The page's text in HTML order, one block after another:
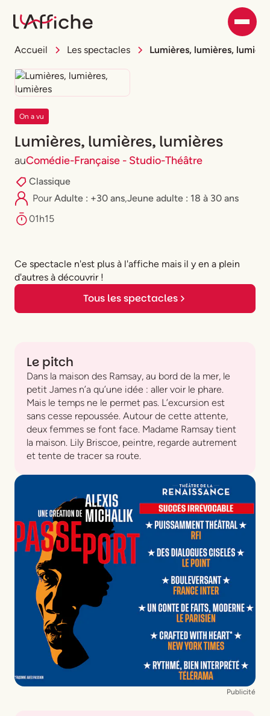
Accueil Les spectacles Lumières, lumières,
On a vu
Lumières, lumières, lumières
auComédie-Française - Studio-Théâtre
Classique
PourAdulte : +30 ans,⁠Jeune adulte : 18 à 30 ans
01h15
Ce spectacle n'est plus à l'affiche mais il y en a plein
d'autres à découvrir !
Tous les spectacles
Le pitch
Dans la maison des Ramsay, au bord de la mer, le
petit James n’a qu’une idée : aller voir le phare.
Mais le temps ne le permet pas. L’excursion est
sans cesse repoussée. Autour de cette attente,
deux femmes se font face. Madame Ramsay tient
la maison. Lily Briscoe, peintre, regarde autrement
et tente de tracer sa route.
Publicité